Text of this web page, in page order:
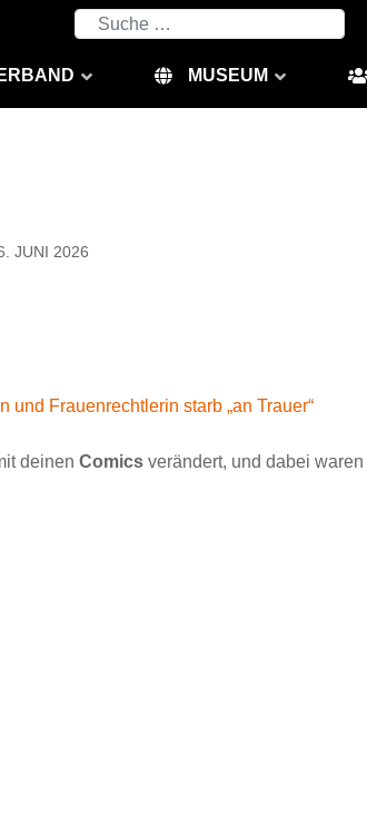
Suchen
MUSEUM
JUNI 2026
und Frauenrechtlerin starb „an Trauer“
deinen Comics verändert, und dabei waren